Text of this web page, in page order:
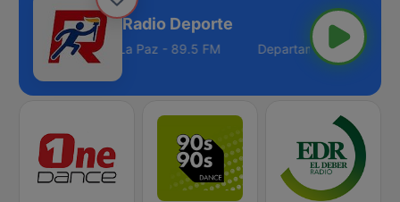
Radio Deporte
Departamento de La Paz - 89.5 FM